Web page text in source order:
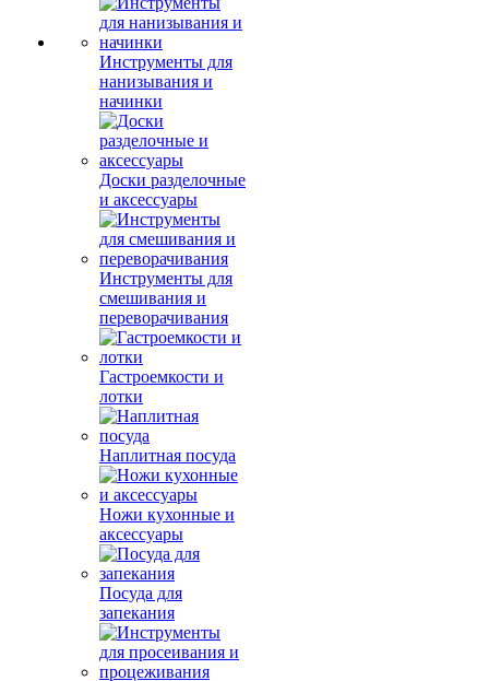
Инструменты для
нанизывания и
начинки
Доски разделочные
и аксессуары
Инструменты для
смешивания и
переворачивания
Гастроемкости и
лотки
Наплитная посуда
Ножи кухонные и
аксессуары
Посуда для
запекания